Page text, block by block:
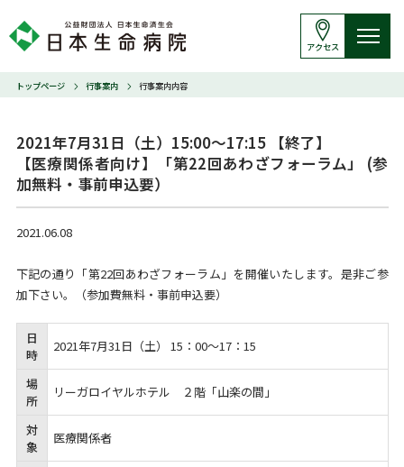
アクセス
トップページ 行事案内 行事案内内容
2021年7月31日（土）15:00～17:15 【終了】
【医療関係者向け】「第22回あわざフォーラム」 (参
加無料・事前申込要）
2021.06.08
下記の通り「第22回あわざフォーラム」を開催いたします。是非ご参
加下さい。（参加費無料・事前申込要）
日
時
2021年7月31日（土） 15：00～17：15
場
所
リーガロイヤルホテル ２階「山楽の間」
対
象
医療関係者